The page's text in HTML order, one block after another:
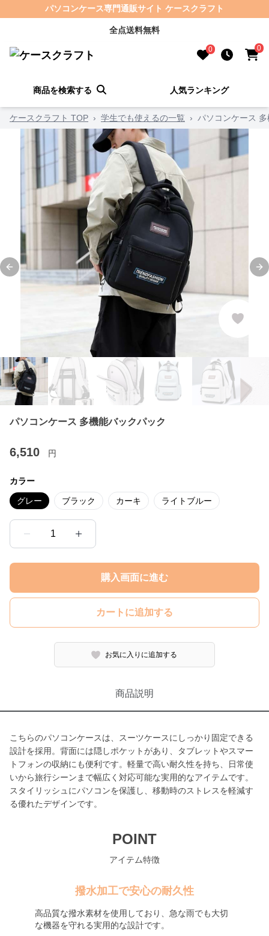
パソコンケース専門通販サイト ケースクラフト
全点送料無料
0 0
商品を検索する 人気ランキング
ケースクラフト TOP › 学生でも使えるの一覧 › パソコンケース
Previous slide
パソコンケース 多機能バックパック
6,510 円
カラー
グレー ブラック カーキ ライトブルー
1
購入画面に進む
カートに追加する
お気に入りに追加する
商品説明
こちらのパソコンケースは、スーツケースにしっかり固定できる
設計を採用。背面には隠しポケットがあり、タブレットやスマー
トフォンの収納にも便利です。軽量で高い耐久性を持ち、日常使
いから旅行シーンまで幅広く対応可能な実用的なアイテムです。
スタイリッシュにパソコンを保護し、移動時のストレスを軽減す
る優れたデザインです。
POINT
アイテム特徴
撥水加工で安心の耐久性
高品質な撥水素材を使用しており、急な雨でも大切
な機器を守れる実用的な設計です。